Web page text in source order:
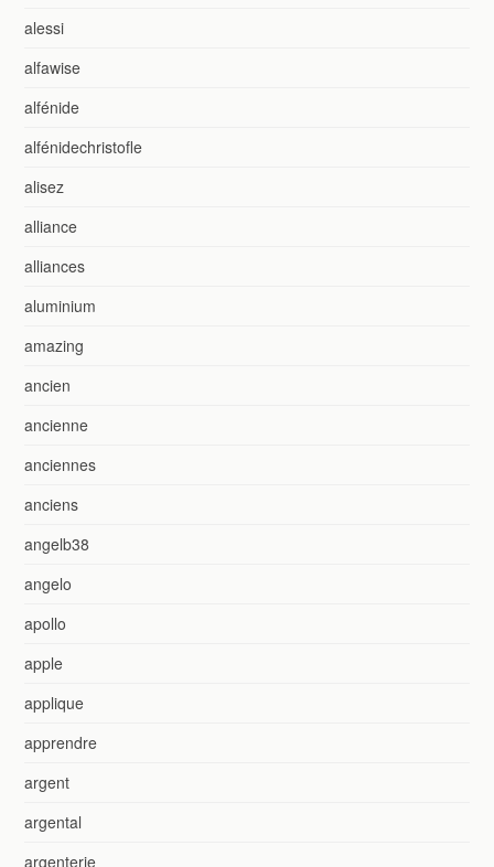
alessi
alfawise
alfénide
alfénidechristofle
alisez
alliance
alliances
aluminium
amazing
ancien
ancienne
anciennes
anciens
angelb38
angelo
apollo
apple
applique
apprendre
argent
argental
argenterie